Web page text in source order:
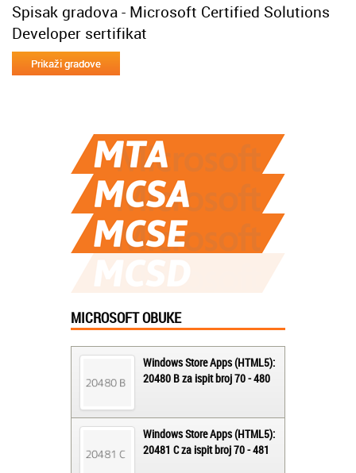
Spisak gradova - Microsoft Certified Solutions
Developer sertifikat
MICROSOFT OBUKE
Windows Store Apps (HTML5):
20480 B za ispit broj 70 - 480
Windows Store Apps (HTML5):
20481 C za ispit broj 70 - 481